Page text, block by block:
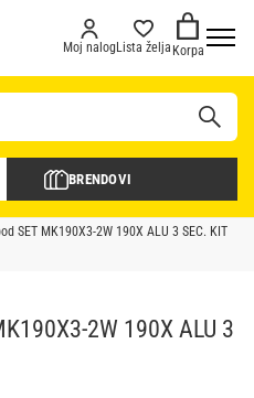
Moj nalogLista želja Korpa
BRENDOVI
SET MK190X3-2W 190X ALU 3 SEC. KIT
2W 190X ALU 3